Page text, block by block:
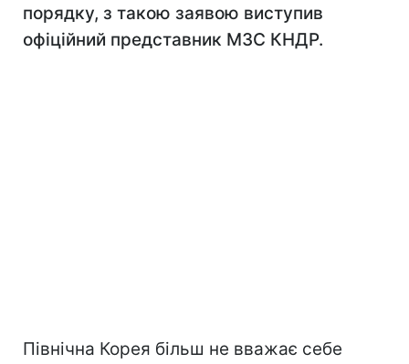
порядку, з такою заявою виступив
офіційний представник МЗС КНДР.
Північна Корея більш не вважає себе